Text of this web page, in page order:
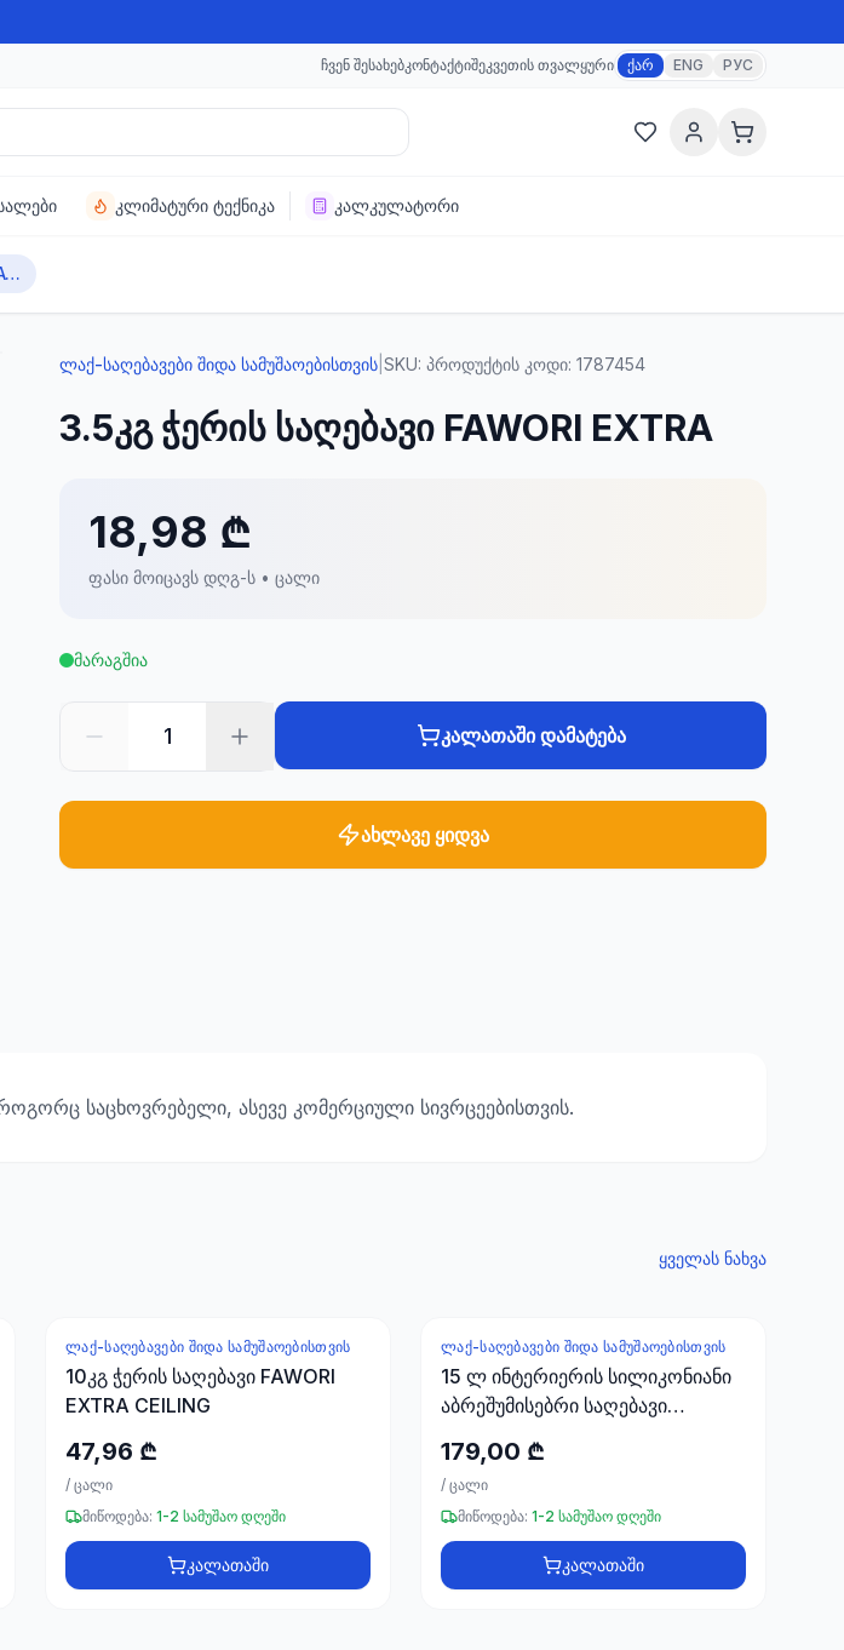
ჩვენ შესახებკონტაქტიშეკვეთის თვალყური ქარ ENG РУС
კლიმატური ტექნიკა კალკულატორი
3.5კგ ჭერის საღებავი FAWORI EXTRA
ლაქ-საღებავები შიდა სამუშაოებისთვის SKU: პროდუქტის კოდი: 1787454
3.5კგ ჭერის საღებავი FAWORI EXTRA
18,98 ₾
ფასი მოიცავს დღგ-ს • ცალი
მარაგშია
1 კალათაში დამატება
ახლავე ყიდვა
საცხოვრებელი, ასევე კომერციული სივრცეებისთვის.
ყველას ნახვა
ᲚᲐᲥ-ᲡᲐᲦᲔᲑᲐᲕᲔᲑᲘ ᲨᲘᲓᲐ ᲡᲐᲛᲣᲨᲐᲝᲔᲑᲘᲡᲗᲕᲘᲡ
10კგ ჭერის საღებავი FAWORI
EXTRA CEILING
47,96 ₾
/ ცალი
მიწოდება: 1-2 სამუშაო დღეში
კალათაში
ᲚᲐᲥ-ᲡᲐᲦᲔᲑᲐᲕᲔᲑᲘ ᲨᲘᲓᲐ ᲡᲐᲛᲣᲨᲐᲝᲔᲑᲘᲡᲗᲕᲘᲡ
15 ლ ინტერიერის სილიკონიანი
აბრეშუმისებრი საღებავი
179,00 ₾
/ ცალი
მიწოდება: 1-2 სამუშაო დღეში
კალათაში